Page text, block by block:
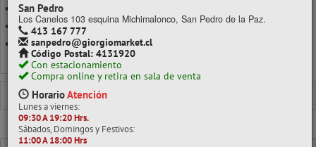
San Pedro
Los Canelos 103 esquina Michimalonco, San Pedro de la Paz.
413 167 777
sanpedro@giorgiomarket.cl
Código Postal: 4131920
Con estacionamiento
Compra online y retira en sala de venta
HorarioAtención
Lunes a viernes:
09:30 A 19:20 Hrs.
Sábados, Domingos y Festivos:
11:00 A 18:00 Hrs
SET HERRAMIENTAS
TANGRAMAS
TITERES
Ver todo en Juegos Didácticos
JUEGOS DIDÁCTICOS
Mostrando un máximo de 40 resultados por página